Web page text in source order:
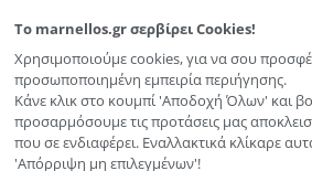
Λεωφ.
2810 211 826
To marnellos.gr σερβίρει Cookies!
Χρησιμοποιούμε cookies, για να σου
προσωποποιημένη εμπειρία περιήγησης.
Κάνε κλικ στο κουμπί 'Αποδοχή Όλων' και
προσαρμόσουμε τις προτάσεις μας
που σε ενδιαφέρει. Εναλλακτικά κλίκαρε
'Απόρριψη μη επιλεγμένων'!